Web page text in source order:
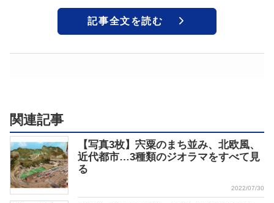
記事全文を読む
関連記事
【写真3枚】宍粟のまち並み、北欧風、
近代都市…3種類のジオラマをすべて見
る
2022/07/30